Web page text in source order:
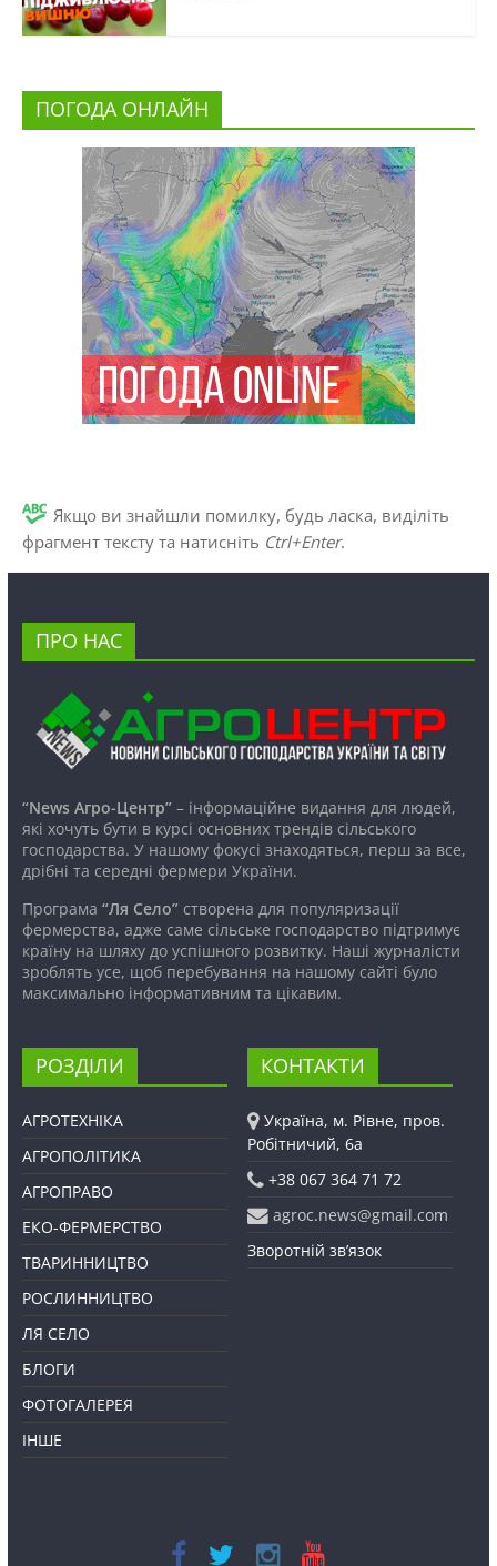
ПОГОДА ОНЛАЙН
Якщо ви знайшли помилку, будь ласка, виділіть
фрагмент тексту та натисніть Ctrl+Enter.
ПРО НАС
“News Агро-Центр”– інформаційне видання для людей,
які хочуть бути в курсі основних трендів сільського
господарства. У нашому фокусі знаходяться, перш за все,
дрібні та середні фермери України.
Програма “Ля Село”створена для популяризації
фермерства, адже саме сільське господарство підтримує
країну на шляху до успішного розвитку. Наші журналісти
зроблять усе, щоб перебування на нашому сайті було
максимально інформативним та цікавим.
РОЗДІЛИ
АГРОТЕХНІКА
АГРОПОЛІТИКА
АГРОПРАВО
ЕКО-ФЕРМЕРСТВО
ТВАРИННИЦТВО
РОСЛИННИЦТВО
ЛЯ СЕЛО
БЛОГИ
ФОТОГАЛЕРЕЯ
ІНШЕ
КОНТАКТИ
Україна, м. Рівне, пров.
Робітничий, 6а
+38 067 364 71 72
agroc.news@gmail.com
Зворотній зв’язок